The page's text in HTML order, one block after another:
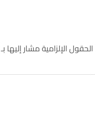
الحقول الإلزامية مشار إليها بـ